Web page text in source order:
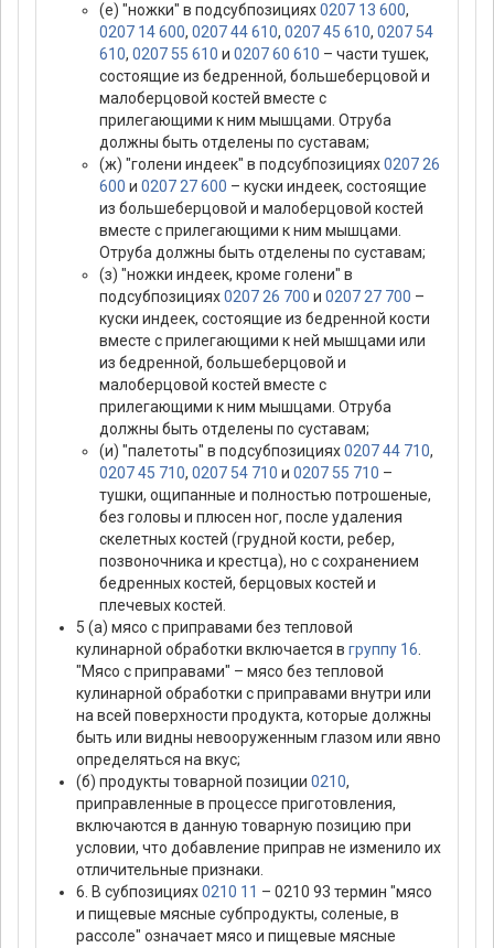
(е) "ножки" в подсубпозициях0207 13 600,
0207 14 600, 0207 44 610, 0207 45 610, 0207 54
610, 0207 55 610 и 0207 60 610 – части тушек,
состоящие из бедренной, большеберцовой и
малоберцовой костей вместе с
прилегающими к ним мышцами. Отруба
должны быть отделены по суставам;
(ж) "голени индеек" в подсубпозициях0207 26
600 и 0207 27 600 – куски индеек, состоящие
из большеберцовой и малоберцовой костей
вместе с прилегающими к ним мышцами.
Отруба должны быть отделены по суставам;
(з) "ножки индеек, кроме голени" в
подсубпозициях0207 26 700 и 0207 27 700 –
куски индеек, состоящие из бедренной кости
вместе с прилегающими к ней мышцами или
из бедренной, большеберцовой и
малоберцовой костей вместе с
прилегающими к ним мышцами. Отруба
должны быть отделены по суставам;
(и) "палетоты" в подсубпозициях0207 44 710,
0207 45 710, 0207 54 710 и 0207 55 710 –
тушки, ощипанные и полностью потрошеные,
без головы и плюсен ног, после удаления
скелетных костей (грудной кости, ребер,
позвоночника и крестца), но с сохранением
бедренных костей, берцовых костей и
плечевых костей.
5 (а) мясо с приправами без тепловой
кулинарной обработки включается в группу 16
"Мясо с приправами" – мясо без тепловой
кулинарной обработки с приправами внутри или
на всей поверхности продукта, которые должны
быть или видны невооруженным глазом или явно
определяться на вкус;
(б) продукты товарной позиции 0210,
приправленные в процессе приготовления,
включаются в данную товарную позицию при
условии, что добавление приправ не изменило их
отличительные признаки.
6. В субпозициях0210 11 – 0210 93 термин "мясо
и пищевые мясные субпродукты, соленые, в
рассоле" означает мясо и пищевые мясные